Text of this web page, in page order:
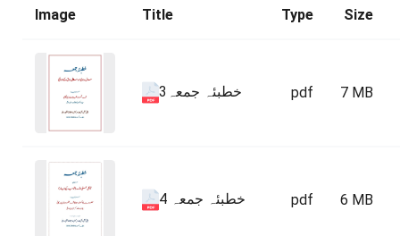
Image Title Type Size
خطبئہ جمعہ3 pdf 7 MB
خطبئہ جمعہ 4 pdf 6 MB